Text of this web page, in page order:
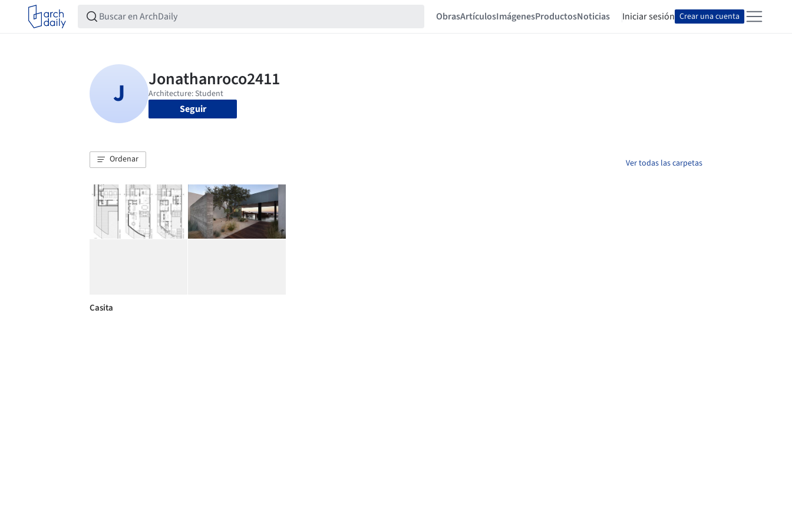
ObrasArtículosImágenesProductosNoticias Iniciar sesión Crear una cuenta
Seguir
Ordenar Ver todas las carpetas
Casita